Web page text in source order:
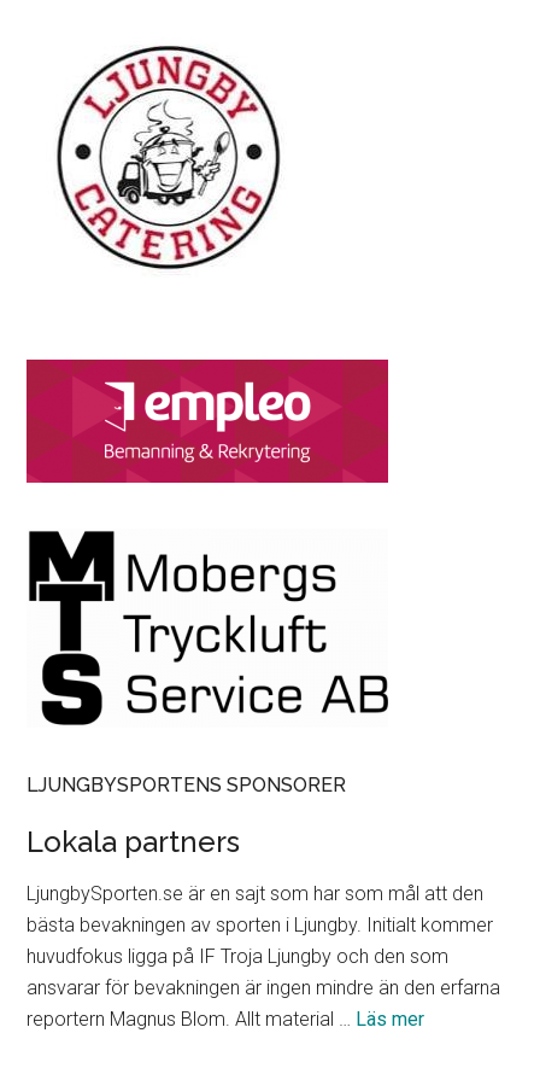
LJUNGBYSPORTENS SPONSORER
Lokala partners
LjungbySporten.se är en sajt som har som mål att den
bästa bevakningen av sporten i Ljungby. Initialt kommer
huvudfokus ligga på IF Troja Ljungby och den som
ansvarar för bevakningen är ingen mindre än den erfarna
reportern Magnus Blom. Allt material … Läs merom